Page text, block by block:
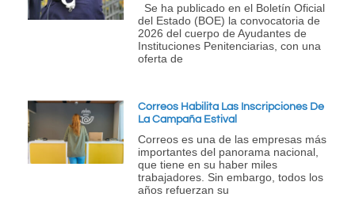
Se ha publicado en el Boletín Oficial
del Estado (BOE) la convocatoria de
2026 del cuerpo de Ayudantes de
Instituciones Penitenciarias, con una
oferta de
Correos Habilita Las Inscripciones De
La Campaña Estival
Correos es una de las empresas más
importantes del panorama nacional,
que tiene en su haber miles
trabajadores. Sin embargo, todos los
años refuerzan su